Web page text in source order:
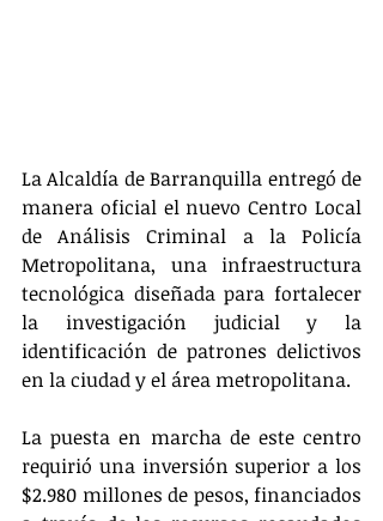
La Alcaldía de Barranquilla entregó de
manera oficial el nuevo Centro Local
de Análisis Criminal a la Policía
Metropolitana, una infraestructura
tecnológica diseñada para fortalecer
la investigación judicial y la
identificación de patrones delictivos
en la ciudad y el área metropolitana.
La puesta en marcha de este centro
requirió una inversión superior a los
$2.980 millones de pesos, financiados